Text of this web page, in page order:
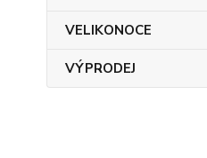
VELIKONOCE
VÝPRODEJ